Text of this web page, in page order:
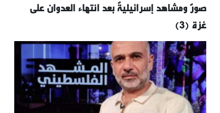
صورٌ ومشاهد إسرائيليةٌ بعد انتهاء العدوان على
غزة (3)